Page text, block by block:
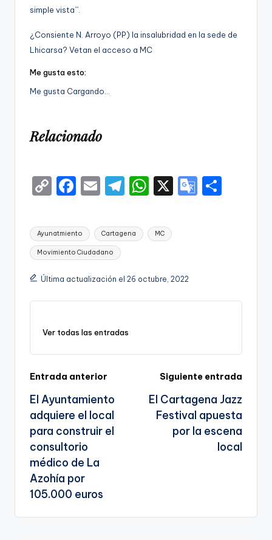
simple vista’”.
¿Consiente N. Arroyo (PP) la insalubridad en la sede de
Lhicarsa? Vetan el acceso a MC
Me gusta esto:
Me gusta Cargando…
Relacionado
C
p
y
Li
n
k
F
c
e
b
o
o
E
ai
l
T
e
gr
m
W
a
ts
p
p
X
G
a
a
te
Etiquetas:
Ayunatmiento Cartagena MC
Movimiento Ciudadano
Última actualización el 26 octubre, 2022
Ver todas las entradas
Navegación
de
entradas
Entrada anterior
El Ayuntamiento
adquiere el local
para construir el
consultorio
médico de La
Azohía por
105.000 euros
Siguiente entrada
El Cartagena Jazz
Festival apuesta
por la escena
local